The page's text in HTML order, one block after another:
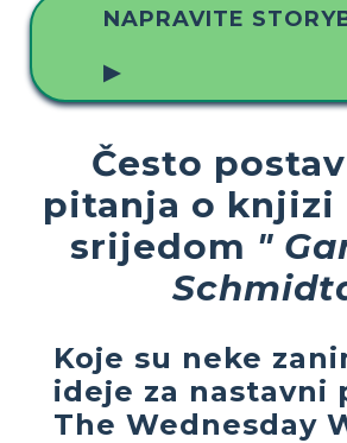
NAPRAVITE
▶
Često
pitanja o knjizi
srijedom "
Koje su neke
ideje za nastavni
The Wednesday